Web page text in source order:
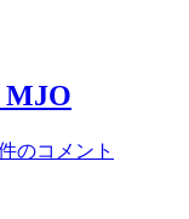
MJO
のコメント